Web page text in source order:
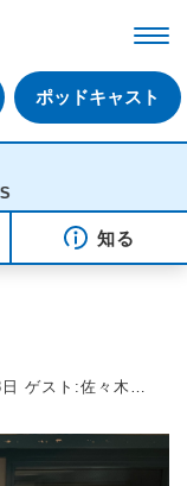
ポッドキャスト
知る
/ 木田健太郎さん（リアクション ザ ブッタ）